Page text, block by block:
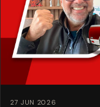
27 JUN 2026